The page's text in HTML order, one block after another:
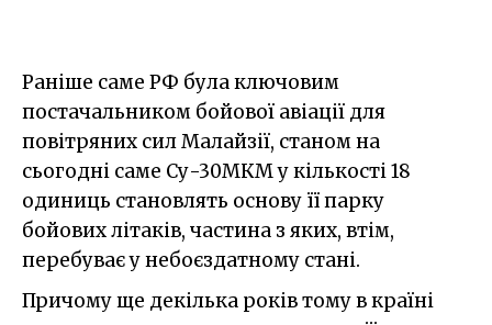
Раніше саме РФ була ключовим
постачальником бойової авіації для
повітряних сил Малайзії, станом на
сьогодні саме Су-30МКМ у кількості 18
одиниць становлять основу її парку
бойових літаків, частина з яких, втім,
перебуває у небоєздатному стані.
Причому ще декілька років тому в країні